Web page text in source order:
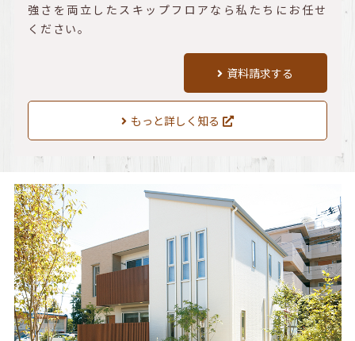
強さを両立したスキップフロアなら私たちにお任せ
ください。
資料請求する
もっと詳しく知る